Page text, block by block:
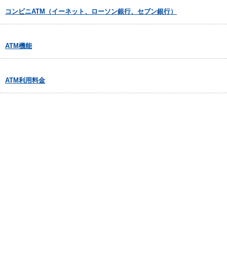
コンビニATM（イーネット、ローソン銀行、セブン銀行）
ATM機能
ATM利用料金